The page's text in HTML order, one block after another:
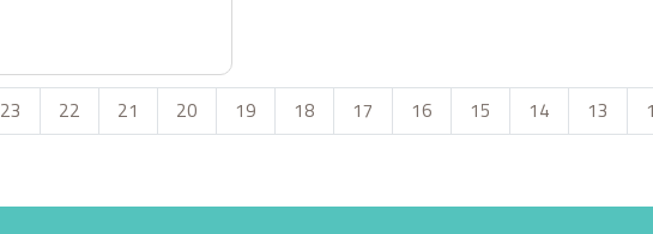
13
14
15
16
17
18
19
20
21
22
23